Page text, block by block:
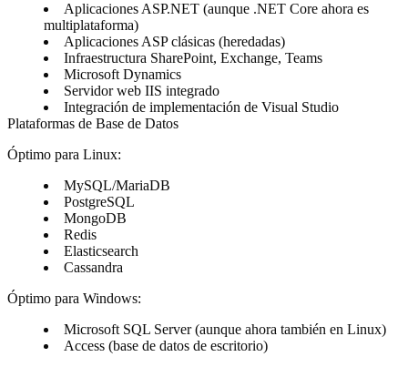
Aplicaciones ASP.NET (aunque .NET Core ahora es
multiplataforma)
Aplicaciones ASP clásicas (heredadas)
Infraestructura SharePoint, Exchange, Teams
Microsoft Dynamics
Servidor web IIS integrado
Integración de implementación de Visual Studio
Plataformas de Base de Datos
Óptimo para Linux:
MySQL/MariaDB
PostgreSQL
MongoDB
Redis
Elasticsearch
Cassandra
Óptimo para Windows:
Microsoft SQL Server (aunque ahora también en Linux)
Access (base de datos de escritorio)